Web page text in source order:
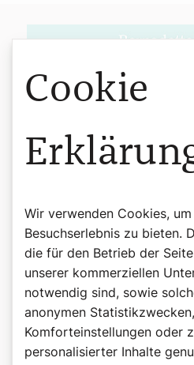
Cookie
Wir verwenden Cookies,
Besuchserlebnis zu bieten.
die für den Betrieb der
unserer kommerziellen
notwendig sind, sowie
anonymen
Komforteinstellungen oder
personalisierter Inhalte